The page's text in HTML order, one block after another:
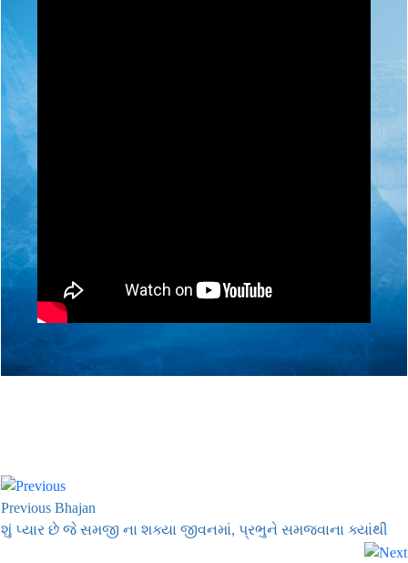
Previous Bhajan
શું પ્યાર છે જે સમજી ના શક્યા જીવનમાં, પ્રભુને સમજવાના ક્યાંથી